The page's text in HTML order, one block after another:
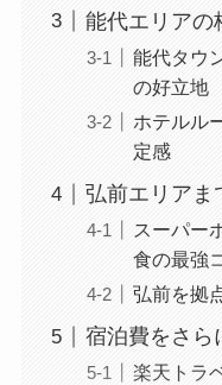
能代エリアの
能代タウ
の好立地
ホテルル
定感
弘前エリアま
スーパー
食の最強
弘前を拠
宿泊費をさら
楽天トラ